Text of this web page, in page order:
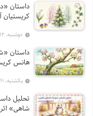
داستان
دوشنبه, ۱۲ مرداد
داستان
هانس
یکشنبه, ۱۱ مرداد
تحلیل
شاهی»